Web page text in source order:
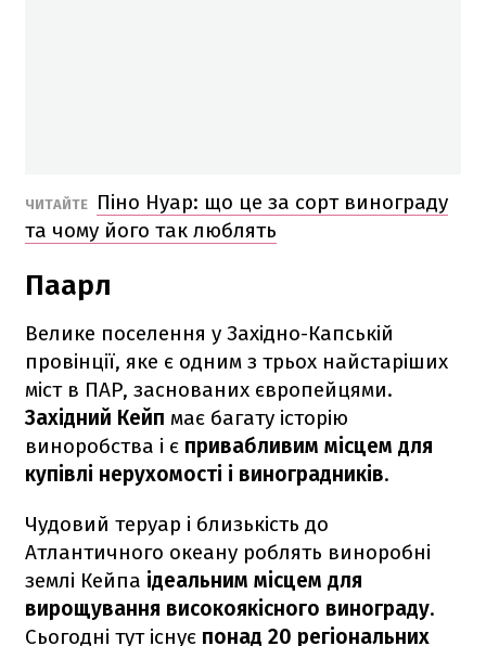
ЧИТАЙТЕ
Піно Нуар: що це за сорт винограду
та чому його так люблять
Паарл
Велике поселення у Західно-Капській
провінції, яке є одним з трьох найстаріших
міст в ПАР, заснованих європейцями.
Західний Кейп має багату історію
виноробства і є привабливим місцем для
купівлі нерухомості і виноградників.
Чудовий теруар і близькість до
Атлантичного океану роблять виноробні
землі Кейпа ідеальним місцем для
вирощування високоякісного винограду.
Сьогодні тут існує понад 20 регіональних